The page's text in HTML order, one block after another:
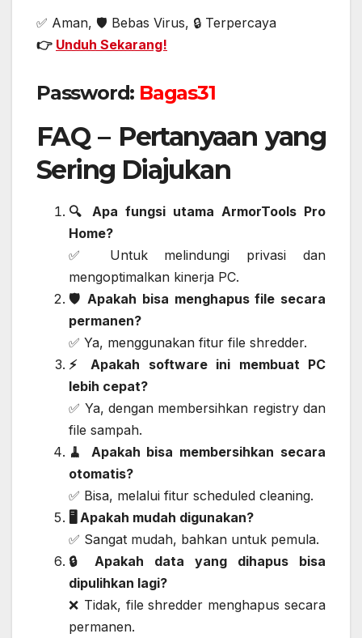
✅ Aman, 🛡️ Bebas Virus, 🔒 Terpercaya
👉 Unduh Sekarang!
Password: Bagas31
FAQ – Pertanyaan yang
Sering Diajukan
🔍 Apa fungsi utama ArmorTools Pro
Home?
✅ Untuk melindungi privasi dan
mengoptimalkan kinerja PC.
🛡️ Apakah bisa menghapus file secara
permanen?
✅ Ya, menggunakan fitur file shredder.
⚡ Apakah software ini membuat PC
lebih cepat?
✅ Ya, dengan membersihkan registry dan
file sampah.
🧹 Apakah bisa membersihkan secara
otomatis?
✅ Bisa, melalui fitur scheduled cleaning.
🖥️ Apakah mudah digunakan?
✅ Sangat mudah, bahkan untuk pemula.
🔒 Apakah data yang dihapus bisa
dipulihkan lagi?
❌ Tidak, file shredder menghapus secara
permanen.